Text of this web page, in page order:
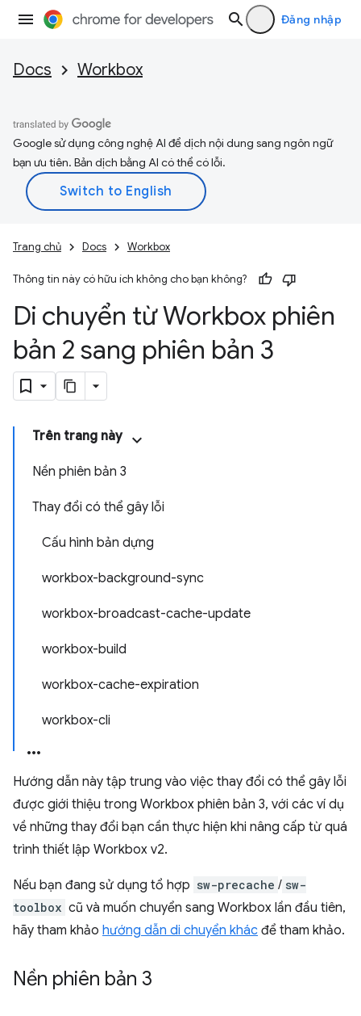
Đăng nhập
Docs Workbox
Google sử dụng công nghệ AI để dịch nội dung sang ngôn ngữ
bạn ưu tiên. Bản dịch bằng AI có thể có lỗi.
Trang chủ Docs Workbox
Thông tin này có hữu ích không cho bạn không?
Di chuyển từ Workbox phiên
bản 2 sang phiên bản 3
Trên trang này
Nền phiên bản 3
Thay đổi có thể gây lỗi
Cấu hình bản dựng
workbox-background-sync
workbox-broadcast-cache-update
workbox-build
workbox-cache-expiration
workbox-cli
Hướng dẫn này tập trung vào việc thay đổi có thể gây lỗi
được giới thiệu trong Workbox phiên bản 3, với các ví dụ
về những thay đổi bạn cần thực hiện khi nâng cấp từ quá
trình thiết lập Workbox v2.
Nếu bạn đang sử dụng tổ hợp sw-precache / sw-
toolbox cũ và muốn chuyển sang Workbox lần đầu tiên,
hãy tham khảo hướng dẫn di chuyển khác để tham khảo.
Nền phiên bản 3